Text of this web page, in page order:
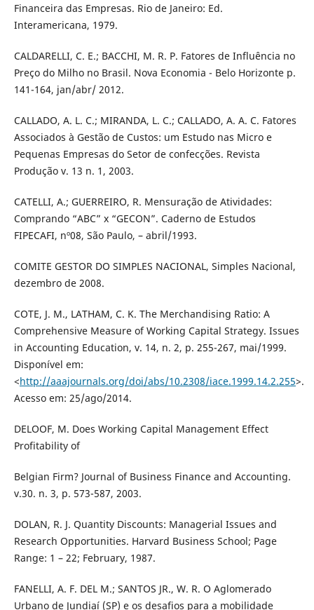
Financeira das Empresas. Rio de Janeiro: Ed.
Interamericana, 1979.
CALDARELLI, C. E.; BACCHI, M. R. P. Fatores de Influência no
Preço do Milho no Brasil. Nova Economia - Belo Horizonte p.
141-164, jan/abr/ 2012.
CALLADO, A. L. C.; MIRANDA, L. C.; CALLADO, A. A. C. Fatores
Associados à Gestão de Custos: um Estudo nas Micro e
Pequenas Empresas do Setor de confecções. Revista
Produção v. 13 n. 1, 2003.
CATELLI, A.; GUERREIRO, R. Mensuração de Atividades:
Comprando “ABC” x “GECON”. Caderno de Estudos
FIPECAFI, nº08, São Paulo, – abril/1993.
COMITE GESTOR DO SIMPLES NACIONAL, Simples Nacional,
dezembro de 2008.
COTE, J. M., LATHAM, C. K. The Merchandising Ratio: A
Comprehensive Measure of Working Capital Strategy. Issues
in Accounting Education, v. 14, n. 2, p. 255-267, mai/1999.
Disponível em:
<http://aaajournals.org/doi/abs/10.2308/iace.1999.14.2.255>.
Acesso em: 25/ago/2014.
DELOOF, M. Does Working Capital Management Effect
Profitability of
Belgian Firm? Journal of Business Finance and Accounting.
v.30. n. 3, p. 573-587, 2003.
DOLAN, R. J. Quantity Discounts: Managerial Issues and
Research Opportunities. Harvard Business School; Page
Range: 1 – 22; February, 1987.
FANELLI, A. F. DEL M.; SANTOS JR., W. R. O Aglomerado
Urbano de Jundiaí (SP) e os desafios para a mobilidade